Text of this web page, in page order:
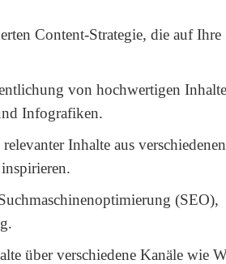
Content-Strategie, die auf Ihre
von hochwertigen
Infografiken.
Inhalte aus verschiedenen
(SEO),
über verschiedene Kanäle wie